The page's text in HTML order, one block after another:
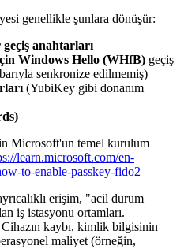
genellikle şunlara dönüşür:
anahtarları
Windows Hello (WHfB) geçiş
senkronize edilmemiş)
(YubiKey gibi donanım
Microsoft'un temel kurulum
learn.microsoft.com/en-
to-enable-passkey-fido2
erişim, "acil durum
iş istasyonu ortamları.
kaybı, kimlik bilgisinin
maliyet (örneğin,